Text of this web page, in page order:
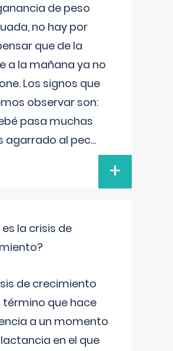
de peso
no hay por
que de la
a la mañana ya no
Los signos que
observar son:
pasa muchas
agarrado al pec...
+
es la crisis de
de crecimiento
término que hace
a un momento
en el que